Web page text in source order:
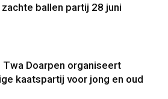
ballen partij 28 juni
Twa Doarpen organiseert
kaatspartij voor jong en oud